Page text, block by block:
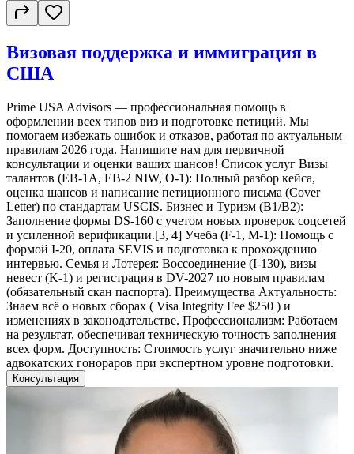
Визовая поддержка и иммиграция в
США
Prime USA Advisors — профессиональная помощь в
оформлении всех типов виз и подготовке петиций. Мы
помогаем избежать ошибок и отказов, работая по актуальным
правилам 2026 года. Напишите нам для первичной
консультации и оценки ваших шансов! Список услуг Визы
талантов (EB-1A, EB-2 NIW, O-1): Полный разбор кейса,
оценка шансов и написание петиционного письма (Cover
Letter) по стандартам USCIS. Бизнес и Туризм (B1/B2):
Заполнение формы DS-160 с учетом новых проверок соцсетей
и усиленной верификации.[3, 4] Учеба (F-1, M-1): Помощь с
формой I-20, оплата SEVIS и подготовка к прохождению
интервью. Семья и Лотерея: Воссоединение (I-130), визы
невест (K-1) и регистрация в DV-2027 по новым правилам
(обязательный скан паспорта). Преимущества Актуальность:
Знаем всё о новых сборах ( Visa Integrity Fee $250 ) и
изменениях в законодательстве. Профессионализм: Работаем
на результат, обеспечивая техническую точность заполнения
всех форм. Доступность: Стоимость услуг значительно ниже
адвокатских гонораров при экспертном уровне подготовки.
Консультация